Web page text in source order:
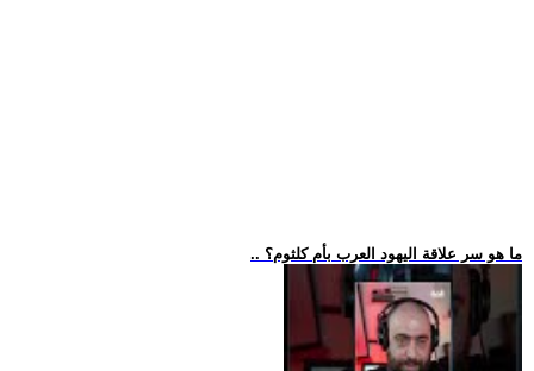
.. ما هو سر علاقة اليهود العرب بأم كلثوم؟